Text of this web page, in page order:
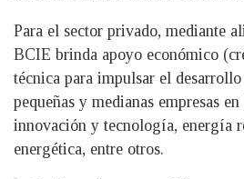
Para el sector privado, mediante
BCIE brinda apoyo económico
técnica para impulsar el
pequeñas y medianas empresas
innovación y tecnología, energía
energética, entre otros.